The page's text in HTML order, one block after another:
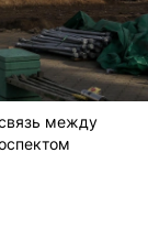
между